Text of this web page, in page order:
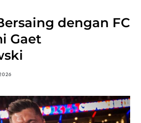
dengan FC
Gaet